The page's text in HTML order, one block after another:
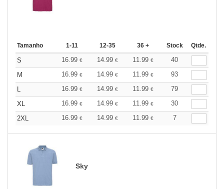
Tamanho 1-11 12-35 36 + Stock Qtde.
S 16.99 € 14.99 € 11.99 €
40
M
16.99 € 14.99 € 11.99 €
93
L
16.99 € 14.99 € 11.99 €
79
XL
16.99 € 14.99 € 11.99 €
30
2XL
16.99 € 14.99 € 11.99 € 7
Sky